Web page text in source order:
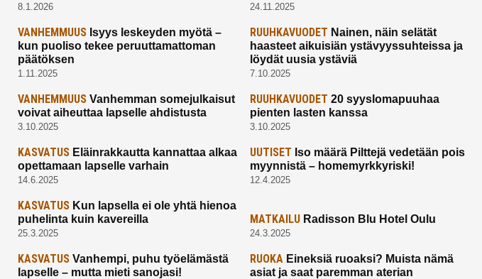
8.1.2026 24.11.2025
VANHEMMUUS Isyys leskeyden myötä –
kun puoliso tekee peruuttamattoman
päätöksen
1.11.2025
RUUHKAVUODET Nainen, näin selätät
haasteet aikuisiän ystävyyssuhteissa ja
löydät uusia ystäviä
7.10.2025
VANHEMMUUS Vanhemman somejulkaisut
voivat aiheuttaa lapselle ahdistusta
3.10.2025
RUUHKAVUODET 20 syyslomapuuhaa
pienten lasten kanssa
3.10.2025
KASVATUS Eläinrakkautta kannattaa alkaa
opettamaan lapselle varhain
14.6.2025
UUTISET Iso määrä Pilttejä vedetään pois
myynnistä – homemyrkkyriski!
12.4.2025
KASVATUS Kun lapsella ei ole yhtä hienoa
puhelinta kuin kavereilla
25.3.2025
MATKAILU Radisson Blu Hotel Oulu
24.3.2025
KASVATUS Vanhempi, puhu työelämästä
lapselle – mutta mieti sanojasi!
RUOKA Eineksiä ruoaksi? Muista nämä
asiat ja saat paremman aterian